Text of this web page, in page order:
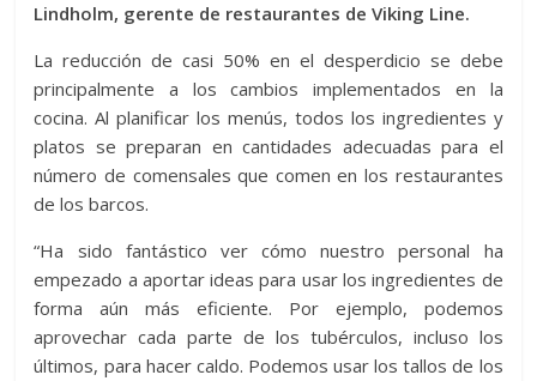
Lindholm, gerente de restaurantes de Viking Line.
La reducción de casi 50% en el desperdicio se debe
principalmente a los cambios implementados en la
cocina. Al planificar los menús, todos los ingredientes y
platos se preparan en cantidades adecuadas para el
número de comensales que comen en los restaurantes
de los barcos.
“Ha sido fantástico ver cómo nuestro personal ha
empezado a aportar ideas para usar los ingredientes de
forma aún más eficiente. Por ejemplo, podemos
aprovechar cada parte de los tubérculos, incluso los
últimos, para hacer caldo. Podemos usar los tallos de los